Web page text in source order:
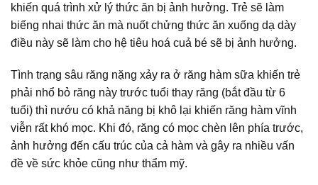
khiến quá trình xử lý thức ăn bị ảnh hưởng. Trẻ sẽ làm
biếng nhai thức ăn mà nuốt chửng thức ăn xuống dạ dày
điều này sẽ làm cho hệ tiêu hoá cuả bé sẽ bị ảnh hưởng.
Tình trạng sâu răng nặng xảy ra ở răng hàm sữa khiến trẻ
phải nhổ bỏ răng này trước tuổi thay răng (bắt đầu từ 6
tuổi) thì nướu có khả năng bị khô lại khiến răng hàm vĩnh
viễn rất khó mọc. Khi đó, răng có mọc chèn lên phía trước,
ảnh hưởng đến cấu trúc của cả hàm và gây ra nhiều vấn
đề về sức khỏe cũng như thẩm mỹ.